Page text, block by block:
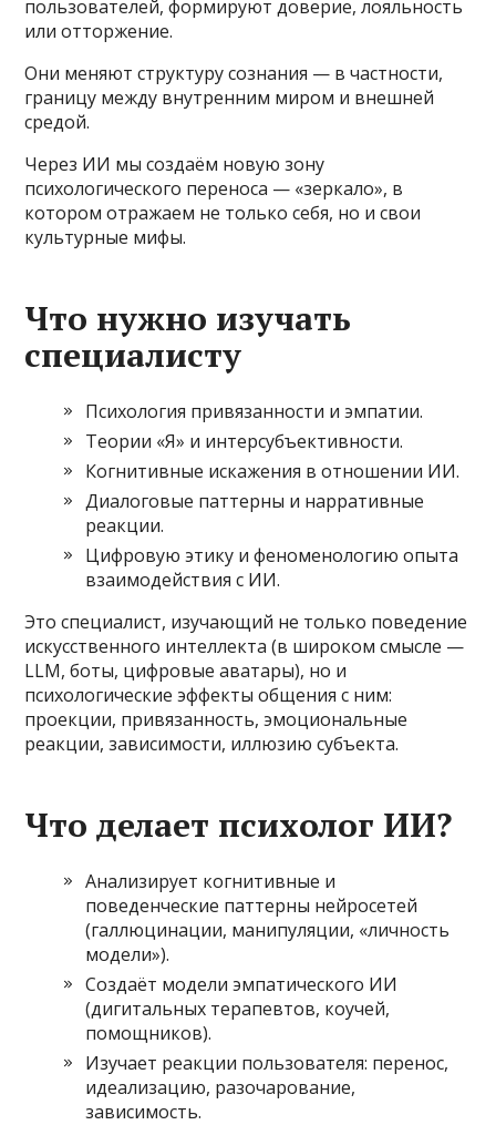
пользователей, формируют доверие, лояльность
или отторжение.
Они меняют структуру сознания — в частности,
границу между внутренним миром и внешней
средой.
Через ИИ мы создаём новую зону
психологического переноса — «зеркало», в
котором отражаем не только себя, но и свои
культурные мифы.
Что нужно изучать
специалисту
Психология привязанности и эмпатии.
Теории «Я» и интерсубъективности.
Когнитивные искажения в отношении ИИ.
Диалоговые паттерны и нарративные
реакции.
Цифровую этику и феноменологию опыта
взаимодействия с ИИ.
Это специалист, изучающий не только поведение
искусственного интеллекта (в широком смысле —
LLM, боты, цифровые аватары), но и
психологические эффекты общения с ним:
проекции, привязанность, эмоциональные
реакции, зависимости, иллюзию субъекта.
Что делает психолог ИИ?
Анализирует когнитивные и
поведенческие паттерны нейросетей
(галлюцинации, манипуляции, «личность
модели»).
Создаёт модели эмпатического ИИ
(дигитальных терапевтов, коучей,
помощников).
Изучает реакции пользователя: перенос,
идеализацию, разочарование,
зависимость.